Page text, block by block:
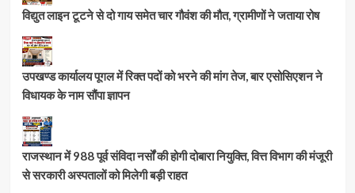
विद्युत लाइन टूटने से दो गाय समेत चार गौवंश की मौत, ग्रामीणों ने जताया रोष
उपखण्ड कार्यालय पूगल में रिक्त पदों को भरने की मांग तेज, बार एसोसिएशन ने
विधायक के नाम सौंपा ज्ञापन
राजस्थान में 988 पूर्व संविदा नर्सों की होगी दोबारा नियुक्ति, वित्त विभाग की मंजूरी
से सरकारी अस्पतालों को मिलेगी बड़ी राहत